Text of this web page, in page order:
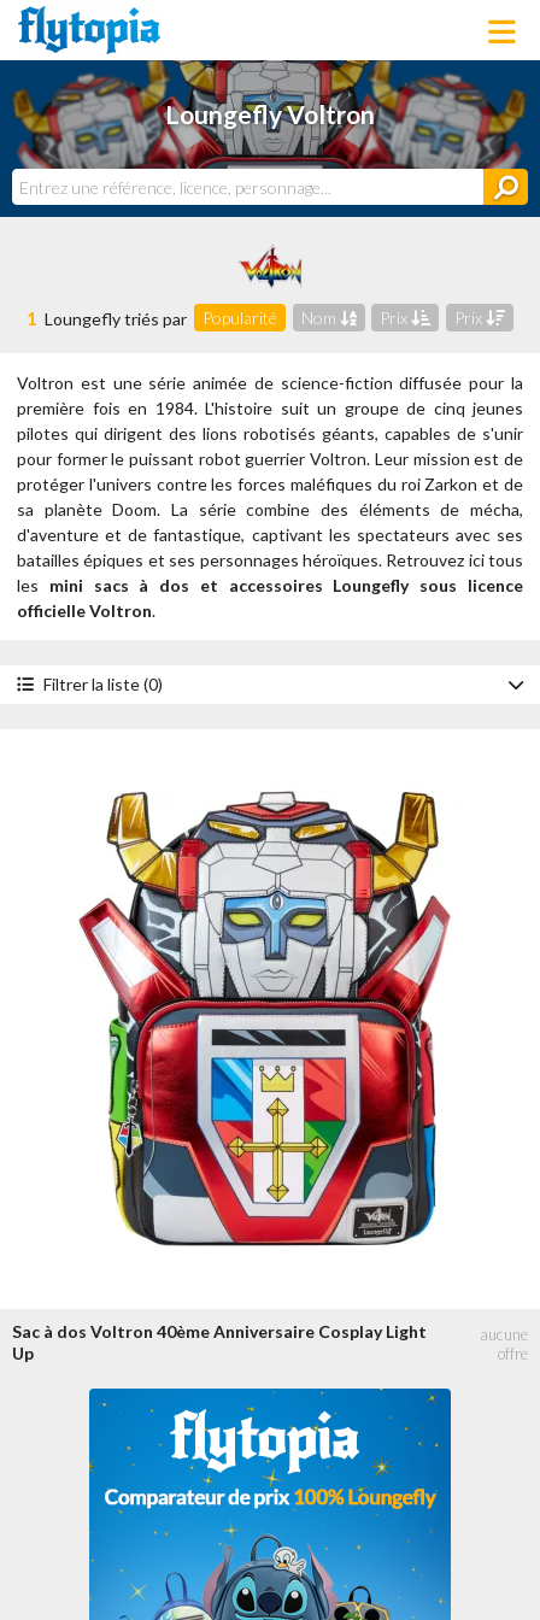
LOUNGEFLY
LICENCES
NOUVEAUTÉS
BONS PLANS
ACTUALITÉS
DERNIERS AJOUTS
Loungefly Voltron
1 Loungefly triés par Popularité Nom Prix Prix
Voltron est une série animée de science-fiction diffusée pour la
première fois en 1984. L'histoire suit un groupe de cinq jeunes
pilotes qui dirigent des lions robotisés géants, capables de s'unir
pour former le puissant robot guerrier Voltron. Leur mission est de
protéger l'univers contre les forces maléfiques du roi Zarkon et de
sa planète Doom. La série combine des éléments de mécha,
d'aventure et de fantastique, captivant les spectateurs avec ses
batailles épiques et ses personnages héroïques. Retrouvez ici tous
les mini sacs à dos et accessoires Loungefly sous licence
officielle Voltron.
Filtrer la liste (0)
Light Up
de 30 à 50 €
de 50 à 100 €
Sac à dos Voltron 40ème Anniversaire Cosplay Light
Up